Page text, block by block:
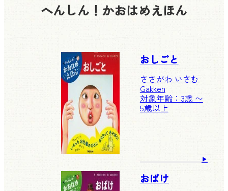
へんしん！かおはめえほん
おしごと
ささがわ いさむ
Gakken
対象年齢：3歳 〜
5歳以上
おばけ